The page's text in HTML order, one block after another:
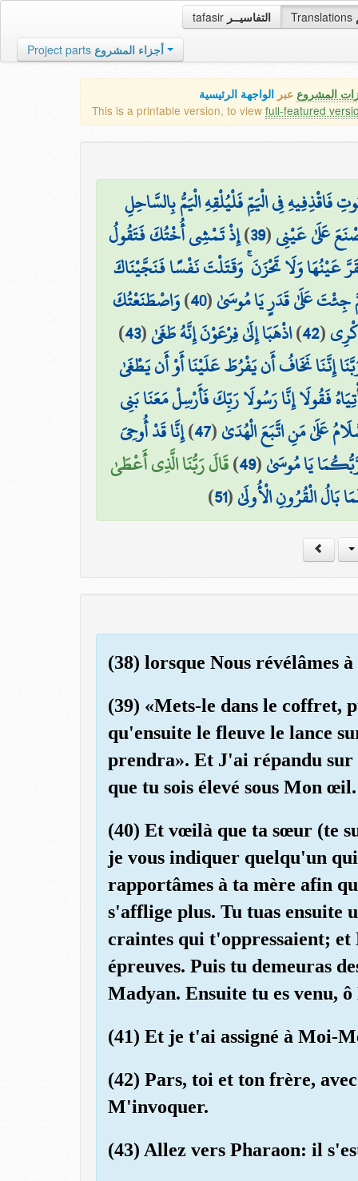
tafasir التفاسيــر Translations
Project parts أجزاء المشروع
المشروع عبر الواجهة الرئيسية
This is a printable version, to view full-featured
فَاقْذِفِيهِ فِي الْيَمِّ فَلْيُلْقِهِ الْيَمُّ بِالسَّاحِلِ
عَلَىٰ عَيْنِي(
39
)إِذْ تَمْشِي أُخْتُكَ فَتَقُولُ
وَلَا تَحْزَنَ ۚ وَقَتَلْتَ نَفْسًا فَنَجَّيْنَاكَ
جِئْتَ عَلَىٰ قَدَرٍ يَا مُوسَىٰ(
40
)وَاصْطَنَعْتُكَ
(
42
)اذْهَبَا إِلَىٰ فِرْعَوْنَ إِنَّهُ طَغَىٰ(
43
)
إِنَّنَا نَخَافُ أَن يَفْرُطَ عَلَيْنَا أَوْ أَن يَطْغَىٰ
فَقُولَا إِنَّا رَسُولَا رَبِّكَ فَأَرْسِلْ مَعَنَا بَنِي
عَلَىٰ مَنِ اتَّبَعَ الْهُدَىٰ(
47
)إِنَّا قَدْ أُوحِيَ
يَا مُوسَىٰ(
49
)قَالَ رَبُّنَا الَّذِي أَعْطَىٰ
بَالُ الْقُرُونِ الْأُولَىٰ(
51
)
(38) lorsque Nous révélâmes
(39) «Mets-le dans le coffret,
qu'ensuite le fleuve le lance
prendra». Et J'ai répandu
que tu sois élevé sous Mon œil.
(40) Et vœilà que ta sœur (te
je vous indiquer quelqu'un
rapportâmes à ta mère afin
s'afflige plus. Tu tuas ensuite
craintes qui t'oppressaient; et
épreuves. Puis tu demeuras
Madyan. Ensuite tu es venu,
(41) Et je t'ai assigné à Moi-
(42) Pars, toi et ton frère,
M'invoquer.
(43) Allez vers Pharaon: il